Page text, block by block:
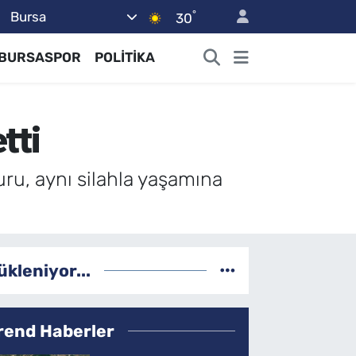
Bursa 30°
POLİTİKA
aynı silahla yaşamına
Haberler